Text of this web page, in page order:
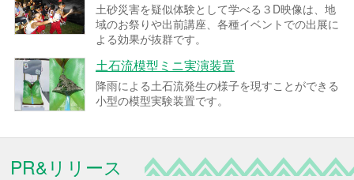
土砂災害を疑似体験として学べる３D映像は、地
域のお祭りや出前講座、各種イベントでの出展に
よる効果が抜群です。
土石流模型ミニ実演装置
降雨による土石流発生の様子を現すことができる
小型の模型実験装置です。
PR&リリース